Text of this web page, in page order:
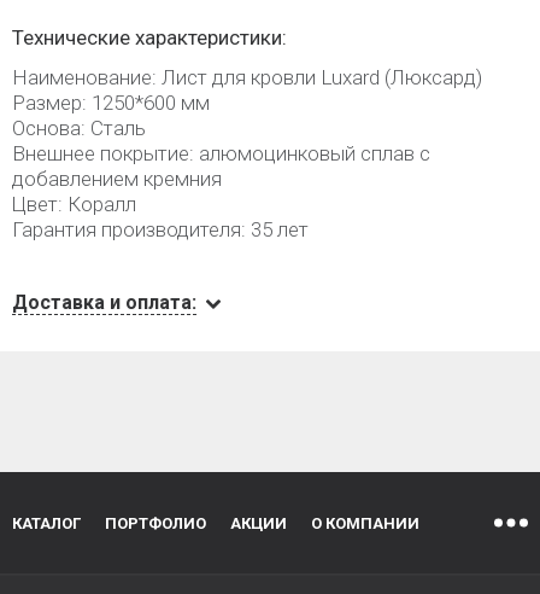
Технические характеристики:
Наименование: Лист для кровли Luxard (Люксард)
Размер: 1250*600 мм
Основа: Сталь
Внешнее покрытие: алюмоцинковый сплав с
добавлением кремния
Цвет: Коралл
Гарантия производителя: 35 лет
Доставка и оплата:
КАТАЛОГ ПОРТФОЛИО АКЦИИ О КОМПАНИИ